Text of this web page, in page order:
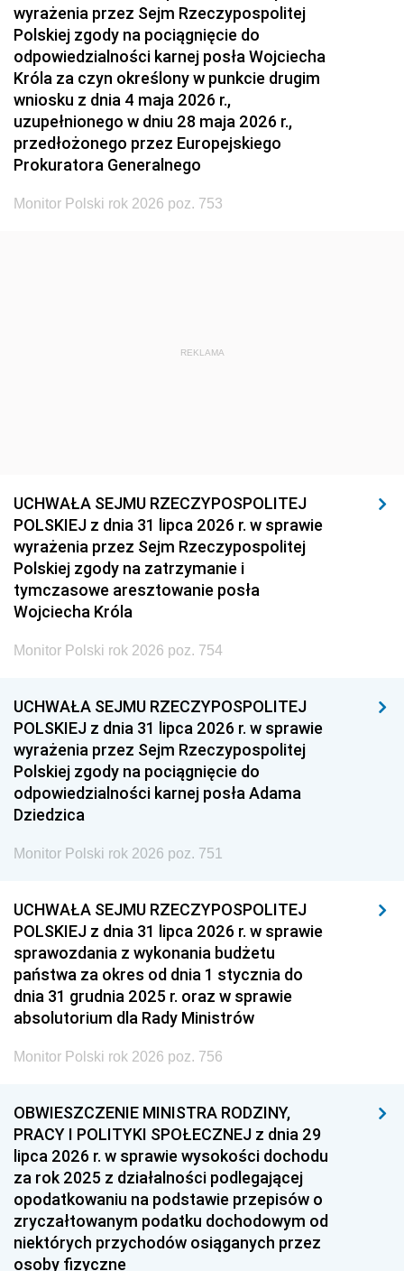
wyrażenia przez Sejm Rzeczypospolitej
Polskiej zgody na pociągnięcie do
odpowiedzialności karnej posła Wojciecha
Króla za czyn określony w punkcie drugim
wniosku z dnia 4 maja 2026 r.,
uzupełnionego w dniu 28 maja 2026 r.,
przedłożonego przez Europejskiego
Prokuratora Generalnego
Monitor Polski rok 2026 poz. 753
REKLAMA
UCHWAŁA SEJMU RZECZYPOSPOLITEJ
POLSKIEJ z dnia 31 lipca 2026 r. w sprawie
wyrażenia przez Sejm Rzeczypospolitej
Polskiej zgody na zatrzymanie i
tymczasowe aresztowanie posła
Wojciecha Króla
Monitor Polski rok 2026 poz. 754
UCHWAŁA SEJMU RZECZYPOSPOLITEJ
POLSKIEJ z dnia 31 lipca 2026 r. w sprawie
wyrażenia przez Sejm Rzeczypospolitej
Polskiej zgody na pociągnięcie do
odpowiedzialności karnej posła Adama
Dziedzica
Monitor Polski rok 2026 poz. 751
UCHWAŁA SEJMU RZECZYPOSPOLITEJ
POLSKIEJ z dnia 31 lipca 2026 r. w sprawie
sprawozdania z wykonania budżetu
państwa za okres od dnia 1 stycznia do
dnia 31 grudnia 2025 r. oraz w sprawie
absolutorium dla Rady Ministrów
Monitor Polski rok 2026 poz. 756
OBWIESZCZENIE MINISTRA RODZINY,
PRACY I POLITYKI SPOŁECZNEJ z dnia 29
lipca 2026 r. w sprawie wysokości dochodu
za rok 2025 z działalności podlegającej
opodatkowaniu na podstawie przepisów o
zryczałtowanym podatku dochodowym od
niektórych przychodów osiąganych przez
osoby fizyczne